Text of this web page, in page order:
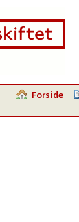
Forside